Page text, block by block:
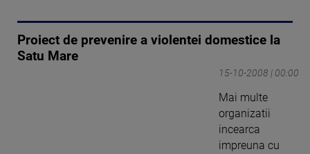
Proiect de prevenire a violentei domestice la
Satu Mare
15-10-2008 | 00:00
Mai multe
organizatii
incearca
impreuna cu